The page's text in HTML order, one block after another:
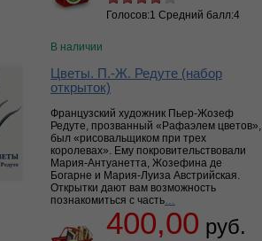
Голосов:1 Средний балл:4
В наличии
Цветы. П.-Ж. Редуте (набор
открыток)
Французский художник Пьер-Жозеф
Редуте, прозванный «Рафаэлем цветов»,
был «рисовальщиком при трех
королевах». Ему покровительствовали
Мария-Антуанетта, Жозефина де
Богарне и Мария-Луиза Австрийская.
Открытки дают вам возможность
познакомиться с часть…
400,00 руб.